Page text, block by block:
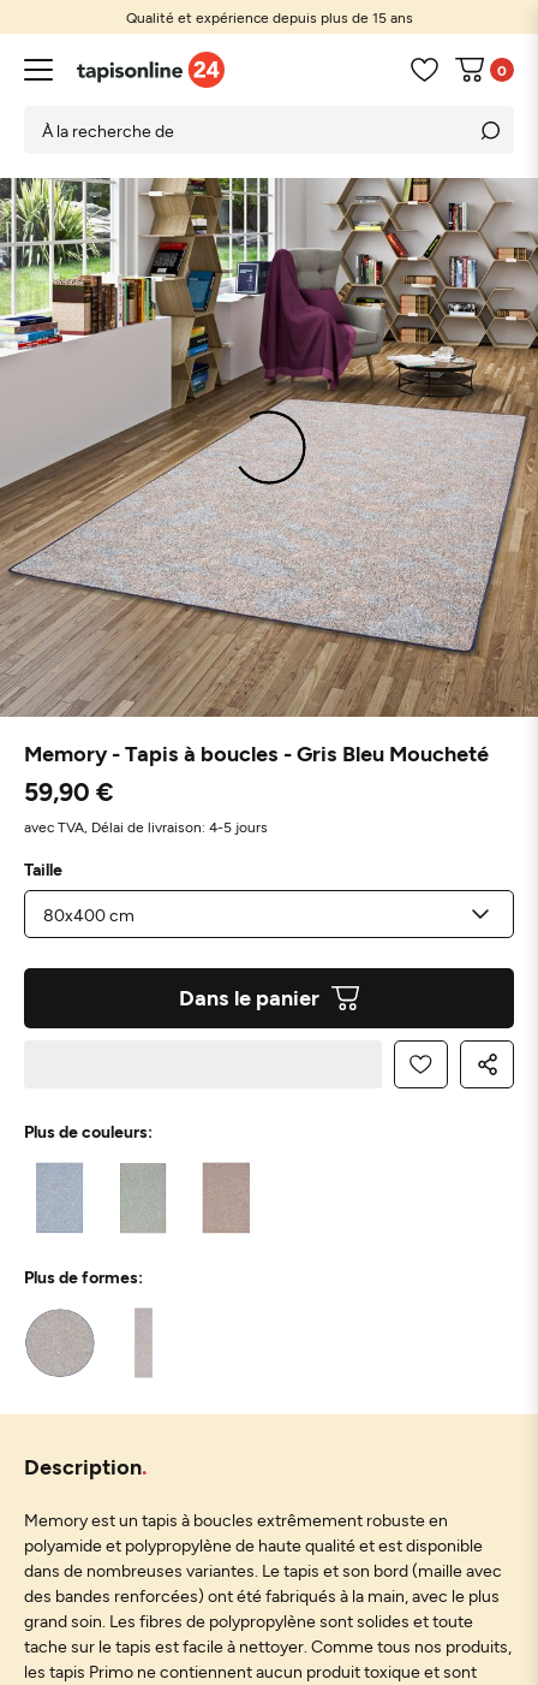
Qualité et expérience depuis plus de 15 ans
0
Memory - Tapis à boucles - Gris Bleu Moucheté
59,90 €
avec TVA, Délai de livraison: 4-5 jours
Taille
Dans le panier
Plus de couleurs:
Plus de formes:
Description
Memory est un tapis à boucles extrêmement robuste en
polyamide et polypropylène de haute qualité et est disponible
dans de nombreuses variantes. Le tapis et son bord (maille avec
des bandes renforcées) ont été fabriqués à la main, avec le plus
grand soin. Les fibres de polypropylène sont solides et toute
tache sur le tapis est facile à nettoyer. Comme tous nos produits,
les tapis Primo ne contiennent aucun produit toxique et sont